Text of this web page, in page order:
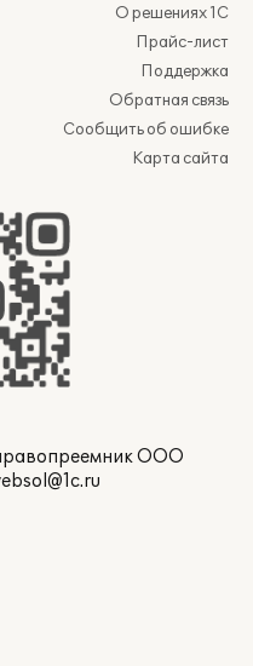
О решениях 1С
Прайс-лист
Поддержка
Обратная связь
Сообщить об ошибке
Карта сайта
ООО